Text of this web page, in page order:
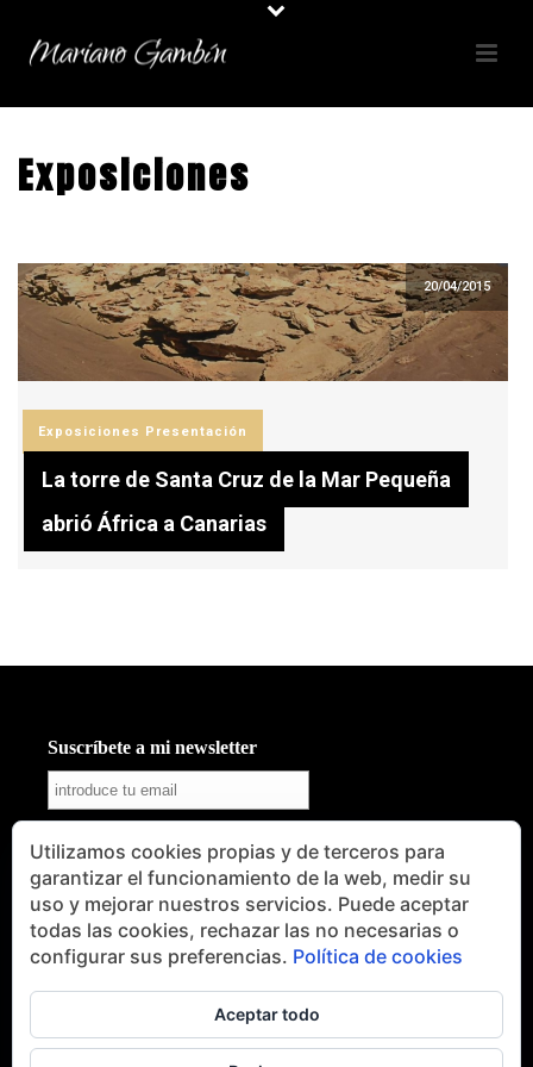
Exposiciones
20/04/2015
Exposiciones Presentación
La torre de Santa Cruz de la Mar Pequeña
abrió África a Canarias
Suscríbete a mi newsletter
SÍGUEME
Utilizamos cookies propias y de terceros para
garantizar el funcionamiento de la web, medir su
uso y mejorar nuestros servicios. Puede aceptar
todas las cookies, rechazar las no necesarias o
configurar sus preferencias. Política de cookies
Aceptar todo